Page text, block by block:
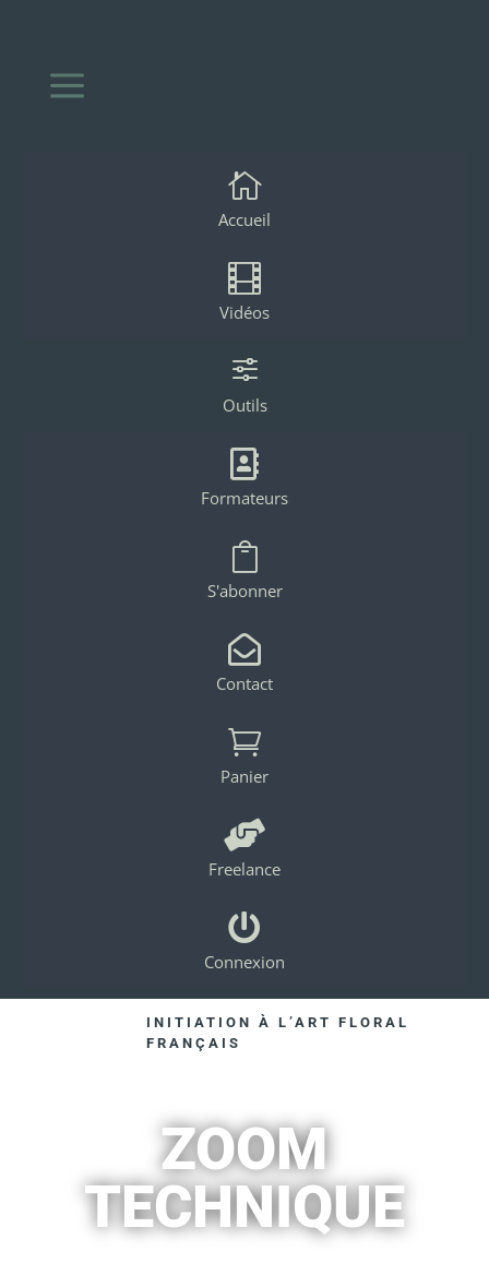
a

Accueil

Vidéos
f
Outils

Formateurs

S'abonner

Contact

Panier

Freelance

Connexion
INITIATION À L’ART FLORAL
FRANÇAIS
ZOOM
TECHNIQUE